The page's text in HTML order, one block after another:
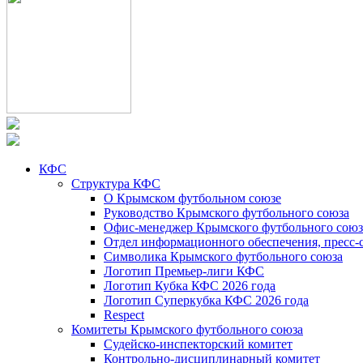
КФС
Структура КФС
О Крымском футбольном союзе
Руководство Крымского футбольного союза
Офис-менеджер Крымского футбольного
Отдел информационного обеспечения, пресс-
Символика Крымского футбольного союза
Логотип Премьер-лиги КФС
Логотип Кубка КФС 2026 года
Логотип Суперкубка КФС 2026 года
Respect
Комитеты Крымского футбольного союза
Судейско-инспекторский комитет
Контрольно-дисциплинарный комитет